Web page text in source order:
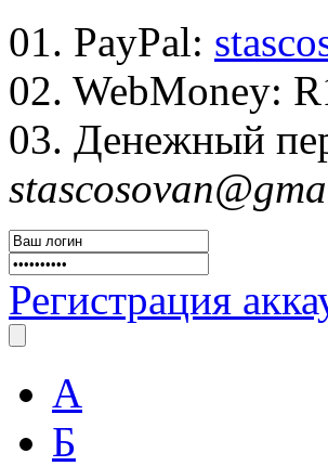
01. PayPal:
02. WebMoney:
03. Денежный
Регистрация
А
Б